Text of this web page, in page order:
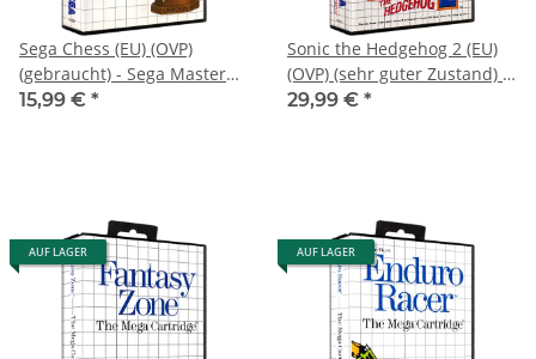
Sega Chess (EU) (OVP)
(gebraucht) - Sega Master
System
15,99 € *
Sonic the Hedgehog 2 (EU)
(OVP) (sehr guter Zustand) -
Sega Master System
29,99 € *
AUF LAGER AUF LAGER